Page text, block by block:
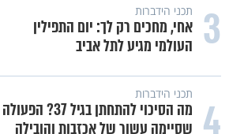
3 תכני הידברות
אחי, מחכים רק לך: יום התפילין
העולמי מגיע לתל אביב
4 תכני הידברות
מה הסיכוי להתחתן בגיל 37? הפעולה
שסיימה עשור של אכזבות והובילה